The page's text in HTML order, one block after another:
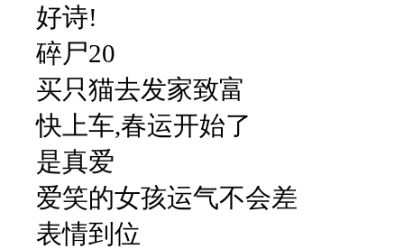
好诗!
碎尸20
买只猫去发家致富
快上车,春运开始了
是真爱
爱笑的女孩运气不会差
表情到位